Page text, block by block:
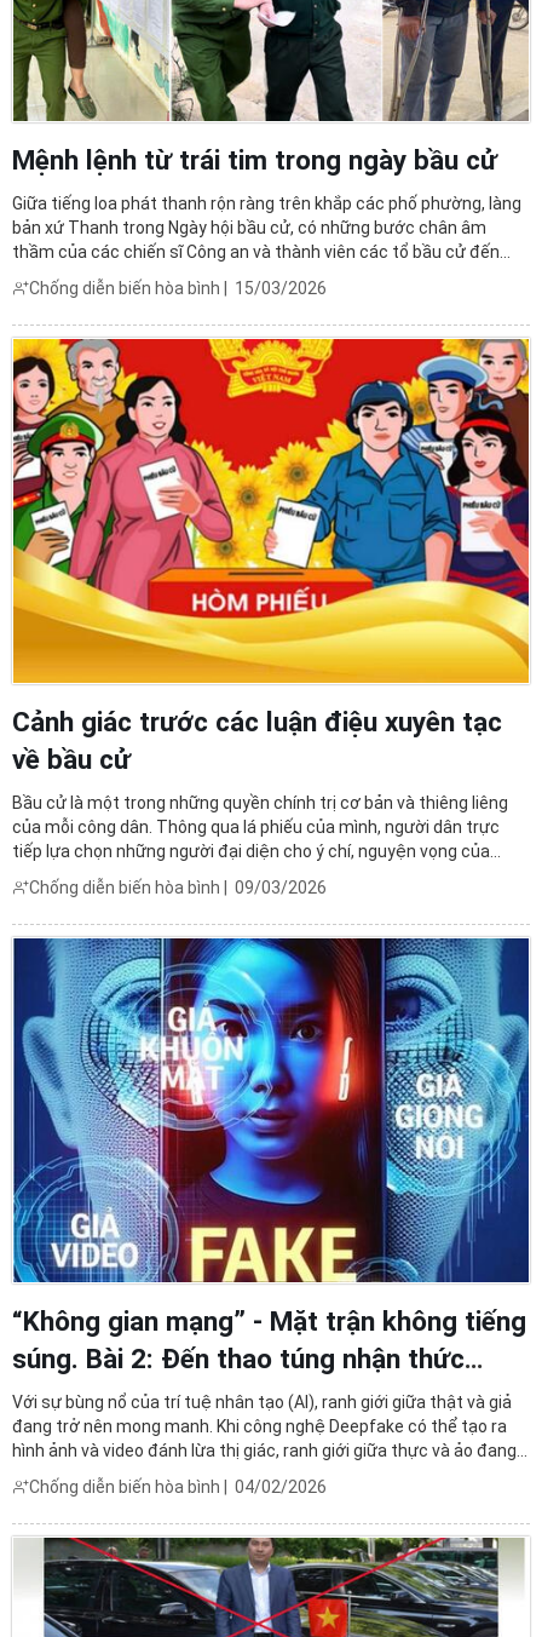
Mệnh lệnh từ trái tim trong ngày bầu cử
Giữa tiếng loa phát thanh rộn ràng trên khắp các phố phường, làng
bản xứ Thanh trong Ngày hội bầu cử, có những bước chân âm
thầm của các chiến sĩ Công an và thành viên các tổ bầu cử đến
từng ngõ nhỏ, từng phòng bệnh, và cả sau những cánh cửa sắt của
Trại tạm giam, cơ sở cai nghiện. Họ đang thực ...
Chống diễn biến hòa bình 15/03/2026
Cảnh giác trước các luận điệu xuyên tạc
về bầu cử
Bầu cử là một trong những quyền chính trị cơ bản và thiêng liêng
của mỗi công dân. Thông qua lá phiếu của mình, người dân trực
tiếp lựa chọn những người đại diện cho ý chí, nguyện vọng của
mình tham gia vào bộ máy quyền lực Nhà nước. Ở Việt Nam, việc
bầu cử đại biểu của Quốc hội Việt Nam và Hội ...
Chống diễn biến hòa bình 09/03/2026
“Không gian mạng” - Mặt trận không tiếng
súng. Bài 2: Đến thao túng nhận thức
bằng AI
Với sự bùng nổ của trí tuệ nhân tạo (AI), ranh giới giữa thật và giả
đang trở nên mong manh. Khi công nghệ Deepfake có thể tạo ra
hình ảnh và video đánh lừa thị giác, ranh giới giữa thực và ảo đang
dần bị xóa nhòa. Thách thức hiện nay không chỉ nằm ở công nghệ,
mà là cách xã hội định nghĩa lại niềm ...
Chống diễn biến hòa bình 04/02/2026